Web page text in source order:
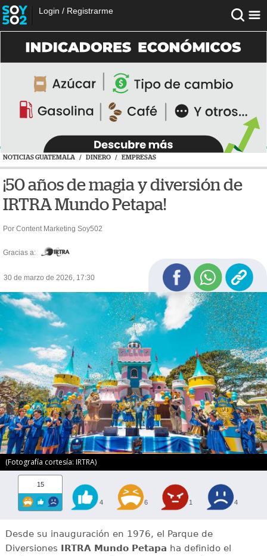
Login / Registrarme
NOTICIAS GUATEMALA / DINERO / EMPRESAS
¡50 años de magia y diversión de
IRTRA Mundo Petapa!
Por Content Marketing Soy502
Gracias a:
30 de marzo de 2026, 17:30
(Fotografía cortesía: IRTRA)
15
4 6 1 4
Desde su inauguración en 1976, el Parque de
Diversiones IRTRA Mundo Petapa ha definido el